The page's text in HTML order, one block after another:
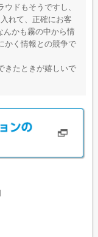
ドもそうですし、
れて、正確にお客
んかも霧の中から情
かく情報との競争で
きたときが嬉しいで